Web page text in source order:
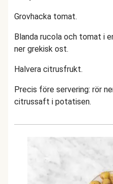
Grovhacka tomat.
Blanda rucola och tomat i
ner grekisk ost.
Halvera citrusfrukt.
Precis före servering: rör
citrussaft i potatisen.